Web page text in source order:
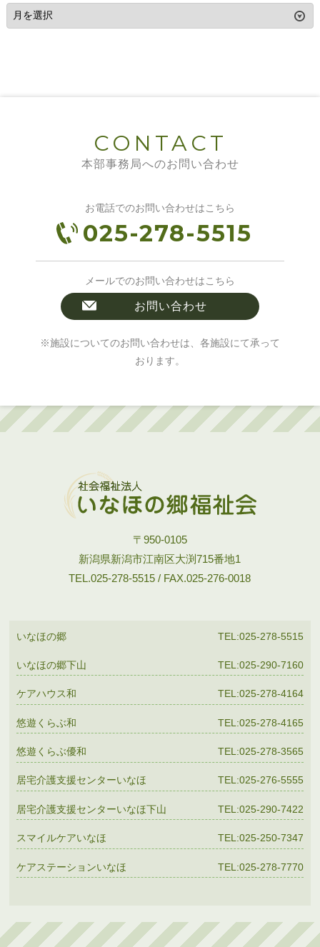
CONTACT
本部事務局へのお問い合わせ
お電話でのお問い合わせはこちら
025-278-5515
メールでのお問い合わせはこちら
お問い合わせ
※施設についてのお問い合わせは、各施設にて承って
おります。
〒950-0105
新潟県新潟市江南区大渕715番地1
TEL.025-278-5515 / FAX.025-276-0018
いなほの郷 TEL:025-278-5515
いなほの郷下山 TEL:025-290-7160
ケアハウス和 TEL:025-278-4164
悠遊くらぶ和 TEL:025-278-4165
悠遊くらぶ優和 TEL:025-278-3565
居宅介護支援センターいなほ TEL:025-276-5555
居宅介護支援センターいなほ下山 TEL:025-290-7422
スマイルケアいなほ TEL:025-250-7347
ケアステーションいなほ TEL:025-278-7770